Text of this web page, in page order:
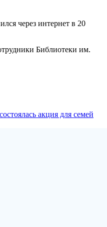
через интернет в 20
Библиотеки им.
акция для семей